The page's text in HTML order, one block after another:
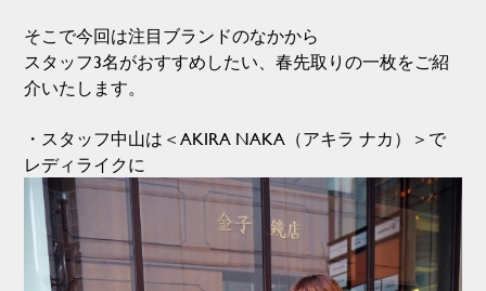
そこで今回は注目ブランドのなかから
スタッフ3名がおすすめしたい、春先取りの一枚をご紹
介いたします。
・スタッフ中山は＜AKIRA NAKA（アキラ ナカ）＞で
レディライクに